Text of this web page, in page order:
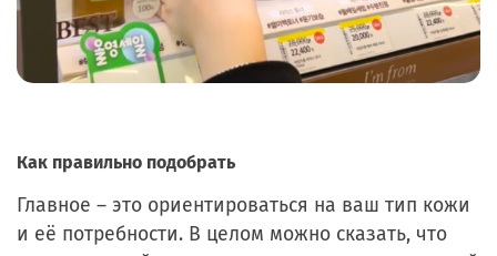
Как правильно подобрать
Главное – это ориентироваться на ваш тип кожи
и её потребности. В целом можно сказать, что